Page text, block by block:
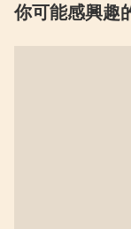
你可能感興趣